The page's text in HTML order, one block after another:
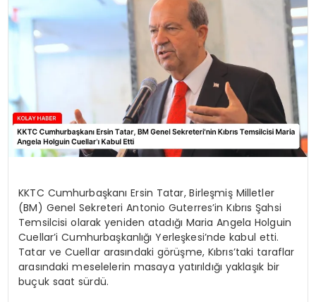
KKTC Cumhurbaşkanı Ersin Tatar, Birleşmiş Milletler
(BM) Genel Sekreteri Antonio Guterres’in Kıbrıs Şahsi
Temsilcisi olarak yeniden atadığı Maria Angela Holguin
Cuellar’i Cumhurbaşkanlığı Yerleşkesi’nde kabul etti.
Tatar ve Cuellar arasındaki görüşme, Kıbrıs’taki taraflar
arasındaki meselelerin masaya yatırıldığı yaklaşık bir
buçuk saat sürdü.